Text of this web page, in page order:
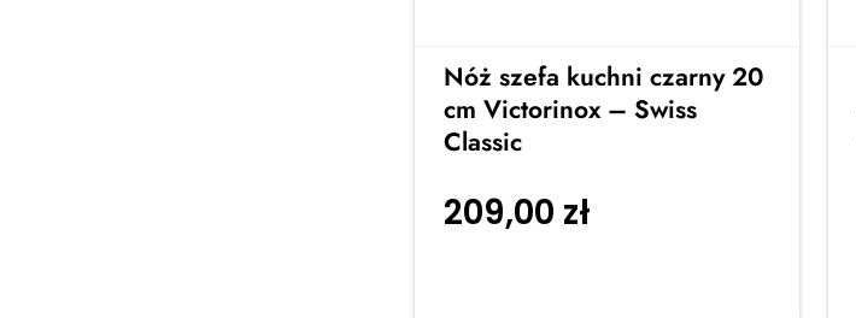
Nóż szefa kuchni czarny 20
cm Victorinox – Swiss
Classic
209,00 zł